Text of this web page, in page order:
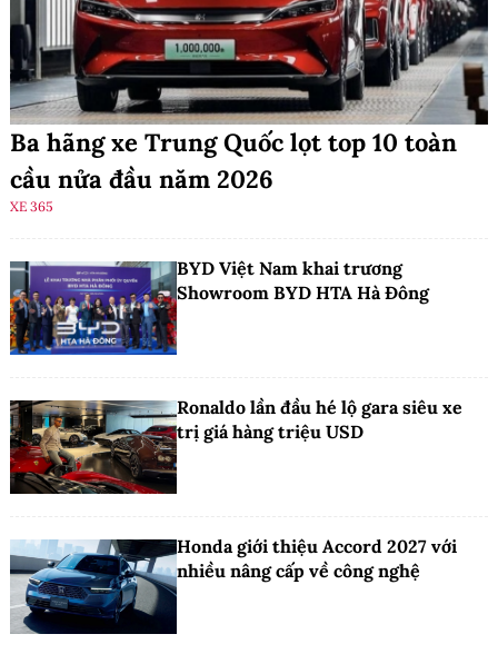
Ba hãng xe Trung Quốc lọt top 10 toàn
cầu nửa đầu năm 2026
XE 365
BYD Việt Nam khai trương
Showroom BYD HTA Hà Đông
Ronaldo lần đầu hé lộ gara siêu xe
trị giá hàng triệu USD
Honda giới thiệu Accord 2027 với
nhiều nâng cấp về công nghệ